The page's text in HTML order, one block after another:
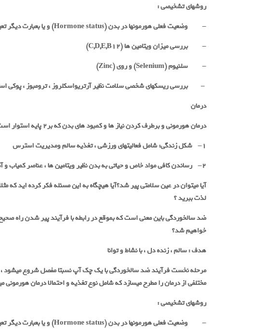
روشهای تشخیصی:
–
وضعیت فعلی هورمونها در بدن(Hormone status)
و یا بعبارت دیگر
– بررسی میزان ویتامین ها(C,D,E,B12)
–
سلنیوم(Selenium) و روی(Zinc)
–بررسی ریسکهای شخصی سلامت نظیر آرتریواسکلروز ، ترومبوز ، پوکی
درمان
درمان هورمونی و برطرف کردن نیاز ها و کمبود های بدن که بر۲ پایه استوار است
۱– شکل زندگی: شامل فعالیتهای ورزشی ، تغذیه سالم ومدیریت استرس
۲–رساندن کافی مواد خاص و حیاتی به بدن نظیر ویتامین ها ، عناصر کمیاب و
لذت ببرید ؟
ضد سالخوردگی باین معنی است که بموقع در رابطه با فرآیند پیر شدن راه
خواهیم شد؟
هدف : سالم ، زنده دل ، با نشاط و توانا
مرحله نخست فرآیند ضد سالخوردگی با یک چک آپ نسبتا مفصل شروع میشود
مختلفی از درمان را مطرح میسازد که شامل نوع تغذیه و احتمالا درمان هورمونی
روشهای تشخیصی:
–
وضعیت فعلی هورمونها در بدن(Hormone status)
و یا بعبارت دیگر